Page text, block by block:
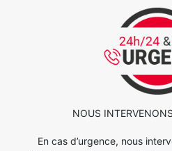
NOUS
En cas d’urgence, nous